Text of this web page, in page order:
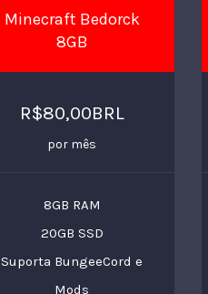
Minecraft Bedorck
8GB
R$80,00BRL
por mês
8GB RAM
20GB SSD
Suporta BungeeCord e
Mods